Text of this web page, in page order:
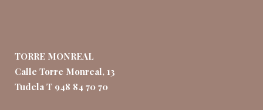
TORRE MONREAL
Calle Torre Monreal, 13
Tudela T 948 84 70 70